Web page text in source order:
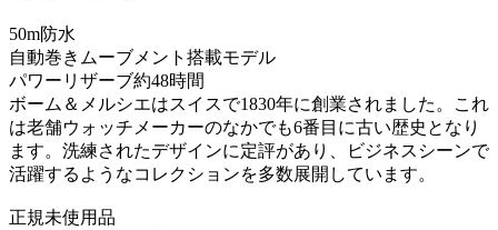
50m防水
自動巻きムーブメント搭載モデル
パワーリザーブ約48時間
ボーム＆メルシエはスイスで1830年に創業されました。これ
は老舗ウォッチメーカーのなかでも6番目に古い歴史となり
ます。洗練されたデザインに定評があり、ビジネスシーンで
活躍するようなコレクションを多数展開しています。
正規未使用品